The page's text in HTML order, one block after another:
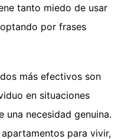
tanto miedo de usar
por frases
más efectivos son
en situaciones
una necesidad genuina.
para vivir,